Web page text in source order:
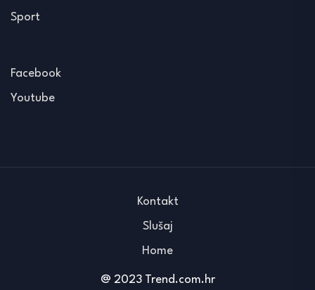
Sport
Facebook
Youtube
@ 2023 Trend.com.hr
Kontakt
Slušaj
Home